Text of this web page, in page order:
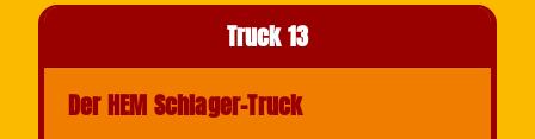
Truck 13
Der HEM Schlager-Truck